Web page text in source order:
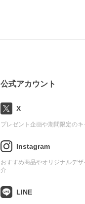
公式アカウント
X
プレゼント企画や期間限定の
Instagram
おすすめ商品やオリジナルデ
介
LINE